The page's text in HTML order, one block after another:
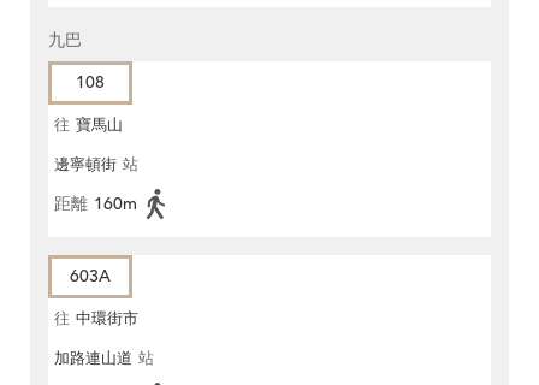
九巴
108
往 寶馬山
邊寧頓街 站
距離 160m
603A
往 中環街市
加路連山道 站